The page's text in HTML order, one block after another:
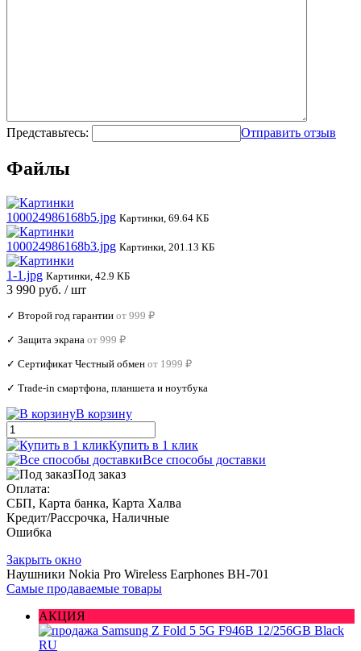
Представьтесь: Отправить отзыв
Файлы
100024986168b5.jpg Картинки, 69.64 КБ
100024986168b3.jpg Картинки, 201.13 КБ
1-1.jpg Картинки, 42.9 КБ
3 990 руб. / шт
✓ Второй год гарантии от 999 ₽
✓ Защита экрана от 999 ₽
✓ Сертификат Честный обмен от 1999 ₽
✓ Trade‑in смартфона, планшета и ноутбука
В корзину
Купить в 1 клик
Все способы доставки
Под заказ
Оплата:
СБП, Карта банка, Карта Халва
Кредит/Рассрочка, Наличные
Ошибка
Закрыть окно
Наушники Nokia Pro Wireless Earphones BH-701
Самые продаваемые товары
АКЦИЯ